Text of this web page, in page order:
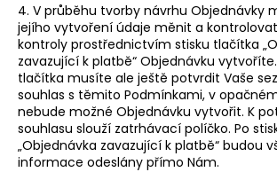
4. V průběhu tvorby návrhu Objednávky
jejího vytvoření údaje měnit a
kontroly prostřednictvím stisku tlačítka
zavazující k platbě“ Objednávku
tlačítka musíte ale ještě potvrdit Vaše
souhlas s těmito Podmínkami, v
nebude možné Objednávku vytvořit. K
souhlasu slouží zatrhávací políčko. Po
„Objednávka zavazující k platbě“ budou
informace odeslány přímo Nám.